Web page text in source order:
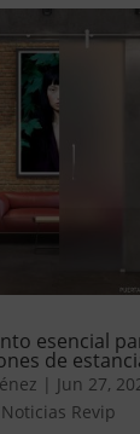
esencial
de
| Jun 27,
Noticias Revip